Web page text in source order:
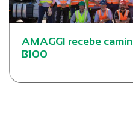
AMAGGI recebe
B100